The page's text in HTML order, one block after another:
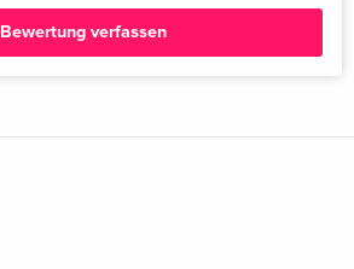
Bewertung verfassen